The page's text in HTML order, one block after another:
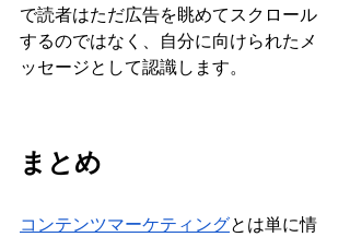
で読者はただ広告を眺めてスクロール
するのではなく、自分に向けられたメ
ッセージとして認識します。
まとめ
コンテンツマーケティングと は単に情